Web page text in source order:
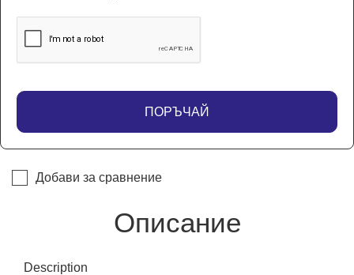
ПОРЪЧАЙ
Добави за сравнение
Описание
Description